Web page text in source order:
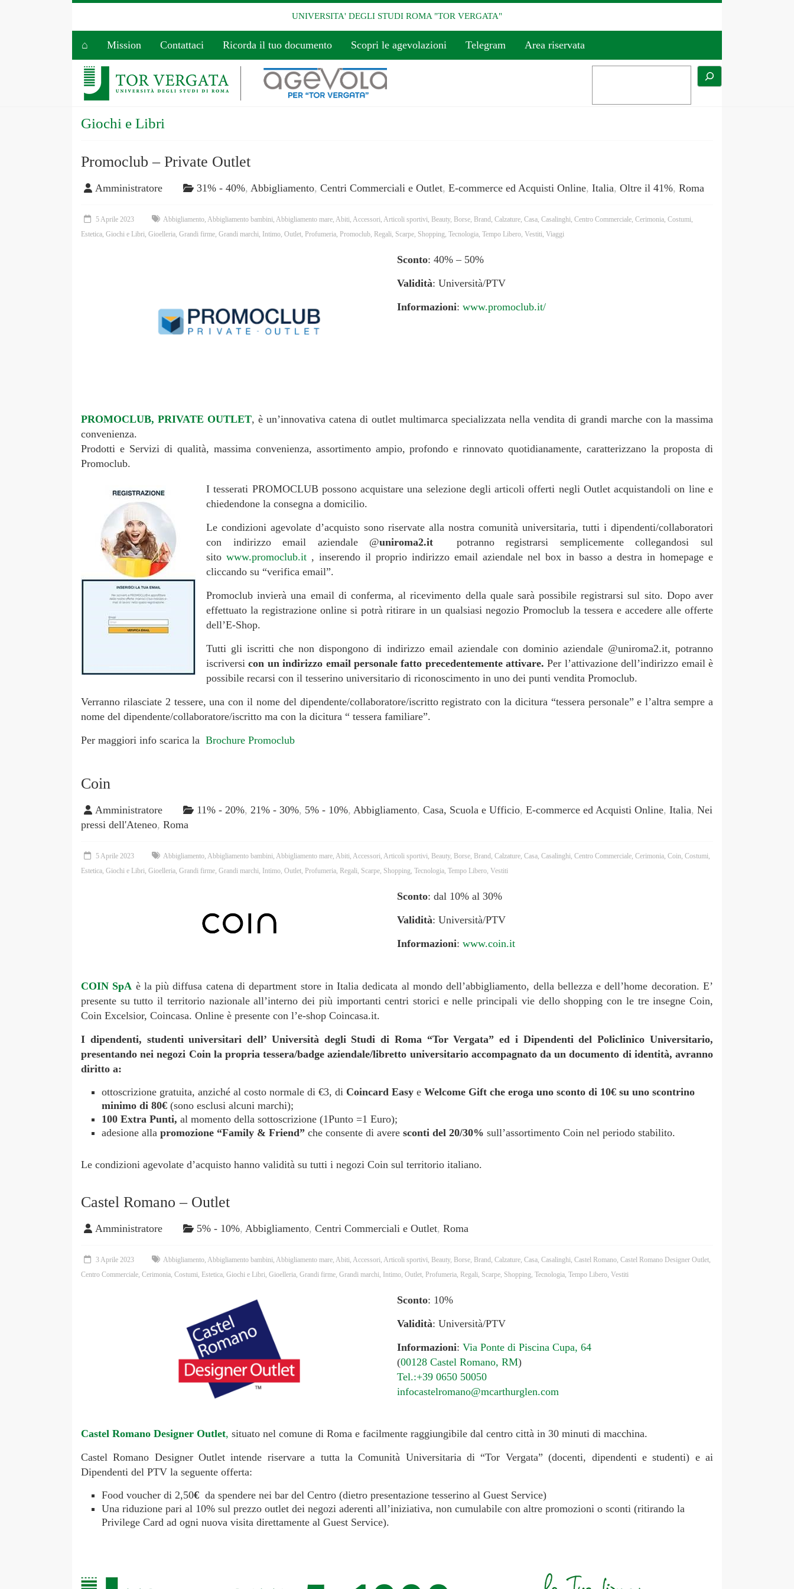
UNIVERSITA' DEGLI STUDI ROMA "TOR VERGATA"
⌂ Mission Contattaci Ricorda il tuo documento Scopri le agevolazioni Telegram Area riservata
Giochi e Libri
Promoclub – Private Outlet
Amministratore 31% - 40%, Abbigliamento, Centri Commerciali e Outlet, E-commerce ed Acquisti Online, Italia, Oltre il 41%, Roma
5 Aprile 2023 Abbigliamento, Abbigliamento bambini, Abbigliamento mare, Abiti, Accessori, Articoli sportivi, Beauty, Borse, Brand, Calzature, Casa, Casalinghi, Centro Commerciale, Cerimonia, Costumi,
Estetica, Giochi e Libri, Gioelleria, Grandi firme, Grandi marchi, Intimo, Outlet, Profumeria, Promoclub, Regali, Scarpe, Shopping, Tecnologia, Tempo Libero, Vestiti, Viaggi
Sconto: 40% – 50%
Validità: Università/PTV
Informazioni: www.promoclub.it/
PROMOCLUB, PRIVATE OUTLET, è un’innovativa catena di outlet multimarca specializzata nella vendita di grandi marche con la massima
convenienza.
Prodotti e Servizi di qualità, massima convenienza, assortimento ampio, profondo e rinnovato quotidianamente, caratterizzano la proposta di
Promoclub.
I tesserati PROMOCLUB possono acquistare una selezione degli articoli offerti negli Outlet acquistandoli on line e
chiedendone la consegna a domicilio.
Le condizioni agevolate d’acquisto sono riservate alla nostra comunità universitaria, tutti i dipendenti/collaboratori
con indirizzo email aziendale @uniroma2.it potranno registrarsi semplicemente collegandosi sul
sito www.promoclub.it , inserendo il proprio indirizzo email aziendale nel box in basso a destra in homepage e
cliccando su “verifica email”.
Promoclub invierà una email di conferma, al ricevimento della quale sarà possibile registrarsi sul sito. Dopo aver
effettuato la registrazione online si potrà ritirare in un qualsiasi negozio Promoclub la tessera e accedere alle offerte
dell’E-Shop.
Tutti gli iscritti che non dispongono di indirizzo email aziendale con dominio aziendale @uniroma2.it, potranno
iscriversicon un indirizzo email personale fatto precedentemente attivare.Per l’attivazione dell’indirizzo email è
possibile recarsi con il tesserino universitario di riconoscimento in uno dei punti vendita Promoclub.
Verranno rilasciate 2 tessere, una con il nome del dipendente/collaboratore/iscritto registrato con la dicitura “tessera personale” e l’altra sempre a
nome del dipendente/collaboratore/iscritto ma con la dicitura “ tessera familiare”.
Per maggiori info scarica la Brochure Promoclub
Coin
Amministratore 11% - 20%, 21% - 30%, 5% - 10%, Abbigliamento, Casa, Scuola e Ufficio, E-commerce ed Acquisti Online, Italia, Nei
pressi dell'Ateneo, Roma
5 Aprile 2023 Abbigliamento, Abbigliamento bambini, Abbigliamento mare, Abiti, Accessori, Articoli sportivi, Beauty, Borse, Brand, Calzature, Casa, Casalinghi, Centro Commerciale, Cerimonia, Coin, Costumi,
Estetica, Giochi e Libri, Gioelleria, Grandi firme, Grandi marchi, Intimo, Outlet, Profumeria, Regali, Scarpe, Shopping, Tecnologia, Tempo Libero, Vestiti
Sconto: dal 10% al 30%
Validità: Università/PTV
Informazioni: www.coin.it
COIN SpA è la più diffusa catena di department store in Italia dedicata al mondo dell’abbigliamento, della bellezza e dell’home decoration. E’
presente su tutto il territorio nazionale all’interno dei più importanti centri storici e nelle principali vie dello shopping con le tre insegne Coin,
Coin Excelsior, Coincasa. Online è presente con l’e-shop Coincasa.it.
I dipendenti, studenti universitari dell’ Università degli Studi di Roma “Tor Vergata” ed i Dipendenti del Policlinico Universitario,
presentando nei negozi Coin la propria tessera/badge aziendale/libretto universitario accompagnato da un documento di identità, avranno
diritto a:
ottoscrizione gratuita, anziché al costo normale di €3, di Coincard Easy e Welcome Gift che eroga uno sconto di 10€ su uno scontrino
minimo di 80€ (sono esclusi alcuni marchi);
100 Extra Punti, al momento della sottoscrizione (1Punto =1 Euro);
adesione alla promozione “Family & Friend” che consente di avere sconti del 20/30% sull’assortimento Coin nel periodo stabilito.
Le condizioni agevolate d’acquisto hanno validità su tutti i negozi Coin sul territorio italiano.
Castel Romano – Outlet
Amministratore 5% - 10%, Abbigliamento, Centri Commerciali e Outlet, Roma
3 Aprile 2023 Abbigliamento, Abbigliamento bambini, Abbigliamento mare, Abiti, Accessori, Articoli sportivi, Beauty, Borse, Brand, Calzature, Casa, Casalinghi, Castel Romano, Castel Romano Designer Outlet,
Centro Commerciale, Cerimonia, Costumi, Estetica, Giochi e Libri, Gioelleria, Grandi firme, Grandi marchi, Intimo, Outlet, Profumeria, Regali, Scarpe, Shopping, Tecnologia, Tempo Libero, Vestiti
Sconto: 10%
Validità: Università/PTV
Informazioni: Via Ponte di Piscina Cupa, 64
(00128 Castel Romano, RM)
Tel.:+39 0650 50050
infocastelromano@mcarthurglen.com
Castel Romano Designer Outlet, situato nel comune di Roma e facilmente raggiungibile dal centro città in 30 minuti di macchina.
Castel Romano Designer Outlet intende riservare a tutta la Comunità Universitaria di “Tor Vergata” (docenti, dipendenti e studenti) e ai
Dipendenti del PTV la seguente offerta:
Food voucher di 2,50€ da spendere nei bar del Centro (dietro presentazione tesserino al Guest Service)
Una riduzione pari al 10% sul prezzo outlet dei negozi aderenti all’iniziativa, non cumulabile con altre promozioni o sconti (ritirando la
Privilege Card ad ogni nuova visita direttamente al Guest Service).